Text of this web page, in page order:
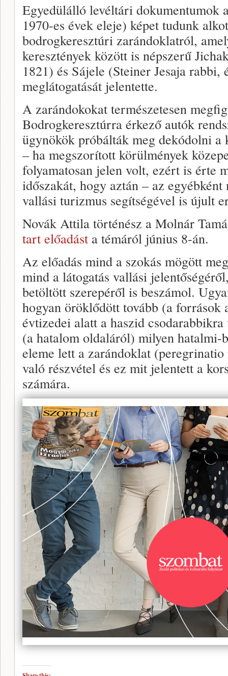
Egyedülálló levéltári dokumentumok
1970-es évek eleje) képet tudunk
bodrogkeresztúri zarándoklatról,
keresztények között is népszerű
1821) és Sájele (Steiner Jesaja
meglátogatását jelentette.
A zarándokokat természetesen
Bodrogkeresztúrra érkező autók
ügynökök próbálták meg dekódolni a
– ha megszorított körülmények
folyamatosan jelen volt, ezért is érte
időszakát, hogy aztán – az
vallási turizmus segítségével is újult
Novák Attila történész a Molnár
tart előadást a témáról június 8-án.
Az előadás mind a szokás mögött
mind a látogatás vallási
betöltött szerepéről is beszámol.
hogyan öröklődött tovább (a források
évtizedei alatt a haszid
(a hatalom oldaláról) milyen hatalmi-
eleme lett a zarándoklat
való részvétel és ez mit jelentett a
számára.